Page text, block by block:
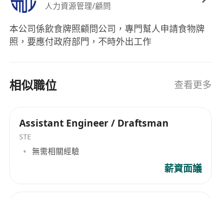
人力資源管理/顧問
本公司係飲食牌照顧問公司，專門幫人申請食物牌
照，要應付政府部門，不時外出工作
相似職位 查看更多
Assistant Engineer / Draftsman
STE
無需相關經驗
薪資面議